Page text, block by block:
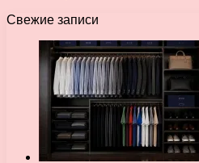
Свежие записи